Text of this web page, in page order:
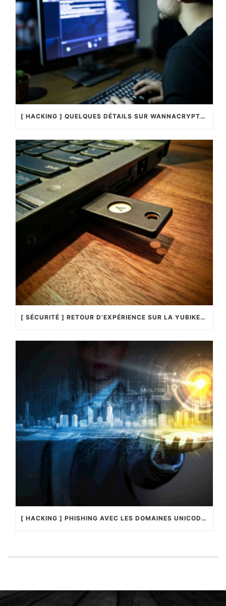
[ HACKING ] QUELQUES DÉTAILS SUR WANNACRYPTOR !…
[ SÉCURITÉ ] RETOUR D’EXPÉRIENCE SUR LA YUBIKEY4 !
[ HACKING ] PHISHING AVEC LES DOMAINES UNICODES